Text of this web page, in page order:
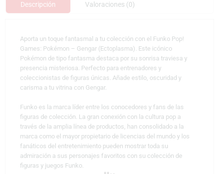
Descripción Valoraciones (0)
Aporta un toque fantasmal a tu colección con el Funko Pop!
Games: Pokémon – Gengar (Ectoplasma). Este icónico
Pokémon de tipo fantasma destaca por su sonrisa traviesa y
presencia misteriosa. Perfecto para entrenadores y
coleccionistas de figuras únicas. Añade estilo, oscuridad y
carisma a tu vitrina con Gengar.
Funko es la marca líder entre los conocedores y fans de las
figuras de colección. La gran conexión con la cultura pop a
través de la amplia línea de productos, han consolidado a la
marca como el mayor propietario de licencias del mundo y los
fanáticos del entretenimiento pueden mostrar toda su
admiración a sus personajes favoritos con su colección de
figuras y juegos Funko.